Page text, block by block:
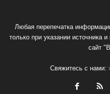
Любая перепечатка
только при указании источника
сайт
Свяжитесь с нами: